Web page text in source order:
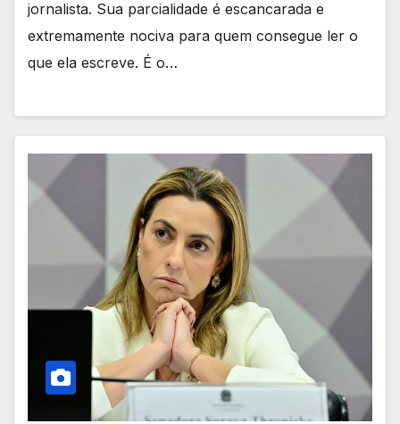
jornalista. Sua parcialidade é escancarada e
extremamente nociva para quem consegue ler o
que ela escreve. É o…